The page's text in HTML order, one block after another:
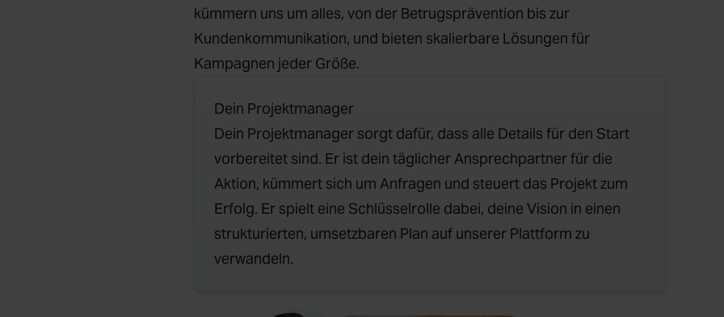
kümmern uns um alles, von der Betrugsprävention bis zur
Kundenkommunikation, und bieten skalierbare Lösungen für
Kampagnen jeder Größe.
Dein Projektmanager
Dein Projektmanager sorgt dafür, dass alle Details für den Start
vorbereitet sind. Er ist dein täglicher Ansprechpartner für die
Aktion, kümmert sich um Anfragen und steuert das Projekt zum
Erfolg. Er spielt eine Schlüsselrolle dabei, deine Vision in einen
strukturierten, umsetzbaren Plan auf unserer Plattform zu
verwandeln.